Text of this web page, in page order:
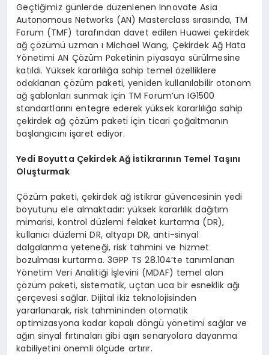
Geçtiğimiz günlerde düzenlenen Innovate Asia
Autonomous Networks (AN) Masterclass sırasında, TM
Forum (TMF) tarafından davet edilen Huawei çekirdek
ağ çözümü uzman ı Michael Wang, Çekirdek Ağ Hata
Yönetimi AN Çözüm Paketinin piyasaya sürülmesine
katıldı. Yüksek kararlılığa sahip temel özelliklere
odaklanan çözüm paketi, yeniden kullanılabilir otonom
ağ şablonları sunmak için TM Forum’un IG1500
standartlarını entegre ederek yüksek kararlılığa sahip
çekirdek ağ çözüm paketi için ticari çoğaltmanın
başlangıcını işaret ediyor.
Yedi Boyutta Çekirdek Ağ İstikrarının Temel Taşını
Oluşturmak
Çözüm paketi, çekirdek ağ istikrar güvencesinin yedi
boyutunu ele almaktadır: yüksek kararlılık dağıtım
mimarisi, kontrol düzlemi felaket kurtarma (DR),
kullanıcı düzlemi DR, altyapı DR, anti-sinyal
dalgalanma yeteneği, risk tahmini ve hizmet
bozulması kurtarma. 3GPP TS 28.104’te tanımlanan
Yönetim Veri Analitiği İşlevini (MDAF) temel alan
çözüm paketi, sistematik, uçtan uca bir esneklik ağı
çerçevesi sağlar. Dijital ikiz teknolojisinden
yararlanarak, risk tahmininden otomatik
optimizasyona kadar kapalı döngü yönetimi sağlar ve
ağın sinyal fırtınaları gibi aşırı senaryolara dayanma
kabiliyetini önemli ölçüde artırır.